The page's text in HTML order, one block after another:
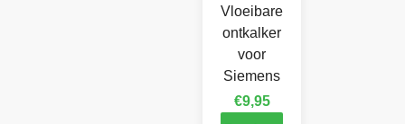
Vloeibare
ontkalker
voor
Siemens
€9,95